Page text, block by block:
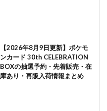
【2026年8月9日更新】ポケモ
ンカード 30th CELEBRATION
BOXの抽選予約・先着販売・在
庫あり・再販入荷情報まとめ